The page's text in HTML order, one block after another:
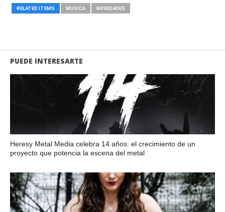
RELATED ITEMS MUSICA NOVEDADES
PUEDE INTERESARTE
Heresy Metal Media celebra 14 años: el crecimiento de un
proyecto que potencia la escena del metal